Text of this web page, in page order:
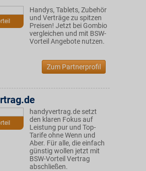
Handys, Tablets, Zubehör
und Verträge zu spitzen
Preisen! Jetzt bei Gombio
vergleichen und mit BSW-
Vorteil Angebote nutzen.
Zum Partnerprofil
handyvertrag.de setzt
den klaren Fokus auf
Leistung pur und Top-
Tarife ohne Wenn und
Aber. Für alle, die einfach
günstig wollen jetzt mit
BSW-Vorteil Vertrag
abschließen.